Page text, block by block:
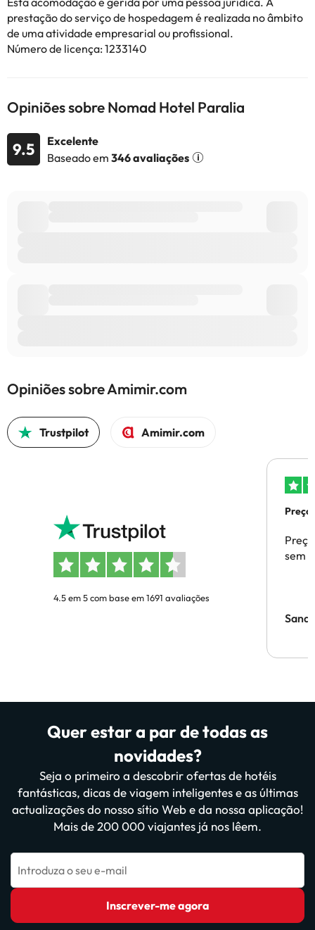
despedida de solteiros(as) e festas semelhantes.
Alguns dos serviços indicados podem ter custos adicionais. Pode
prestação do serviço de hospedagem é realizada no âmbito
de uma atividade empresarial ou profissional.
Número de licença: 1233140
Opiniões sobre Nomad Hotel Paralia
9.5
Excelente
Baseado em 346 avaliações
Opiniões sobre Amimir.com
Trustpilot Amimir.com
4.5 em 5 com base em 1691 avaliações
sem
Quer estar a par de todas as
novidades?
Seja o primeiro a descobrir ofertas de hotéis
fantásticas, dicas de viagem inteligentes e as últimas
actualizações do nosso sítio Web e da nossa aplicação!
Mais de 200 000 viajantes já nos lêem.
Introduza o seu e-mail
Inscrever-me agora